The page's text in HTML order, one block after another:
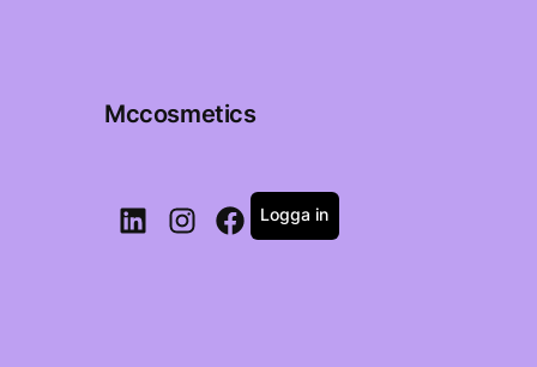
Mccosmetics
LinkedInInstagramFacebook
Logga in